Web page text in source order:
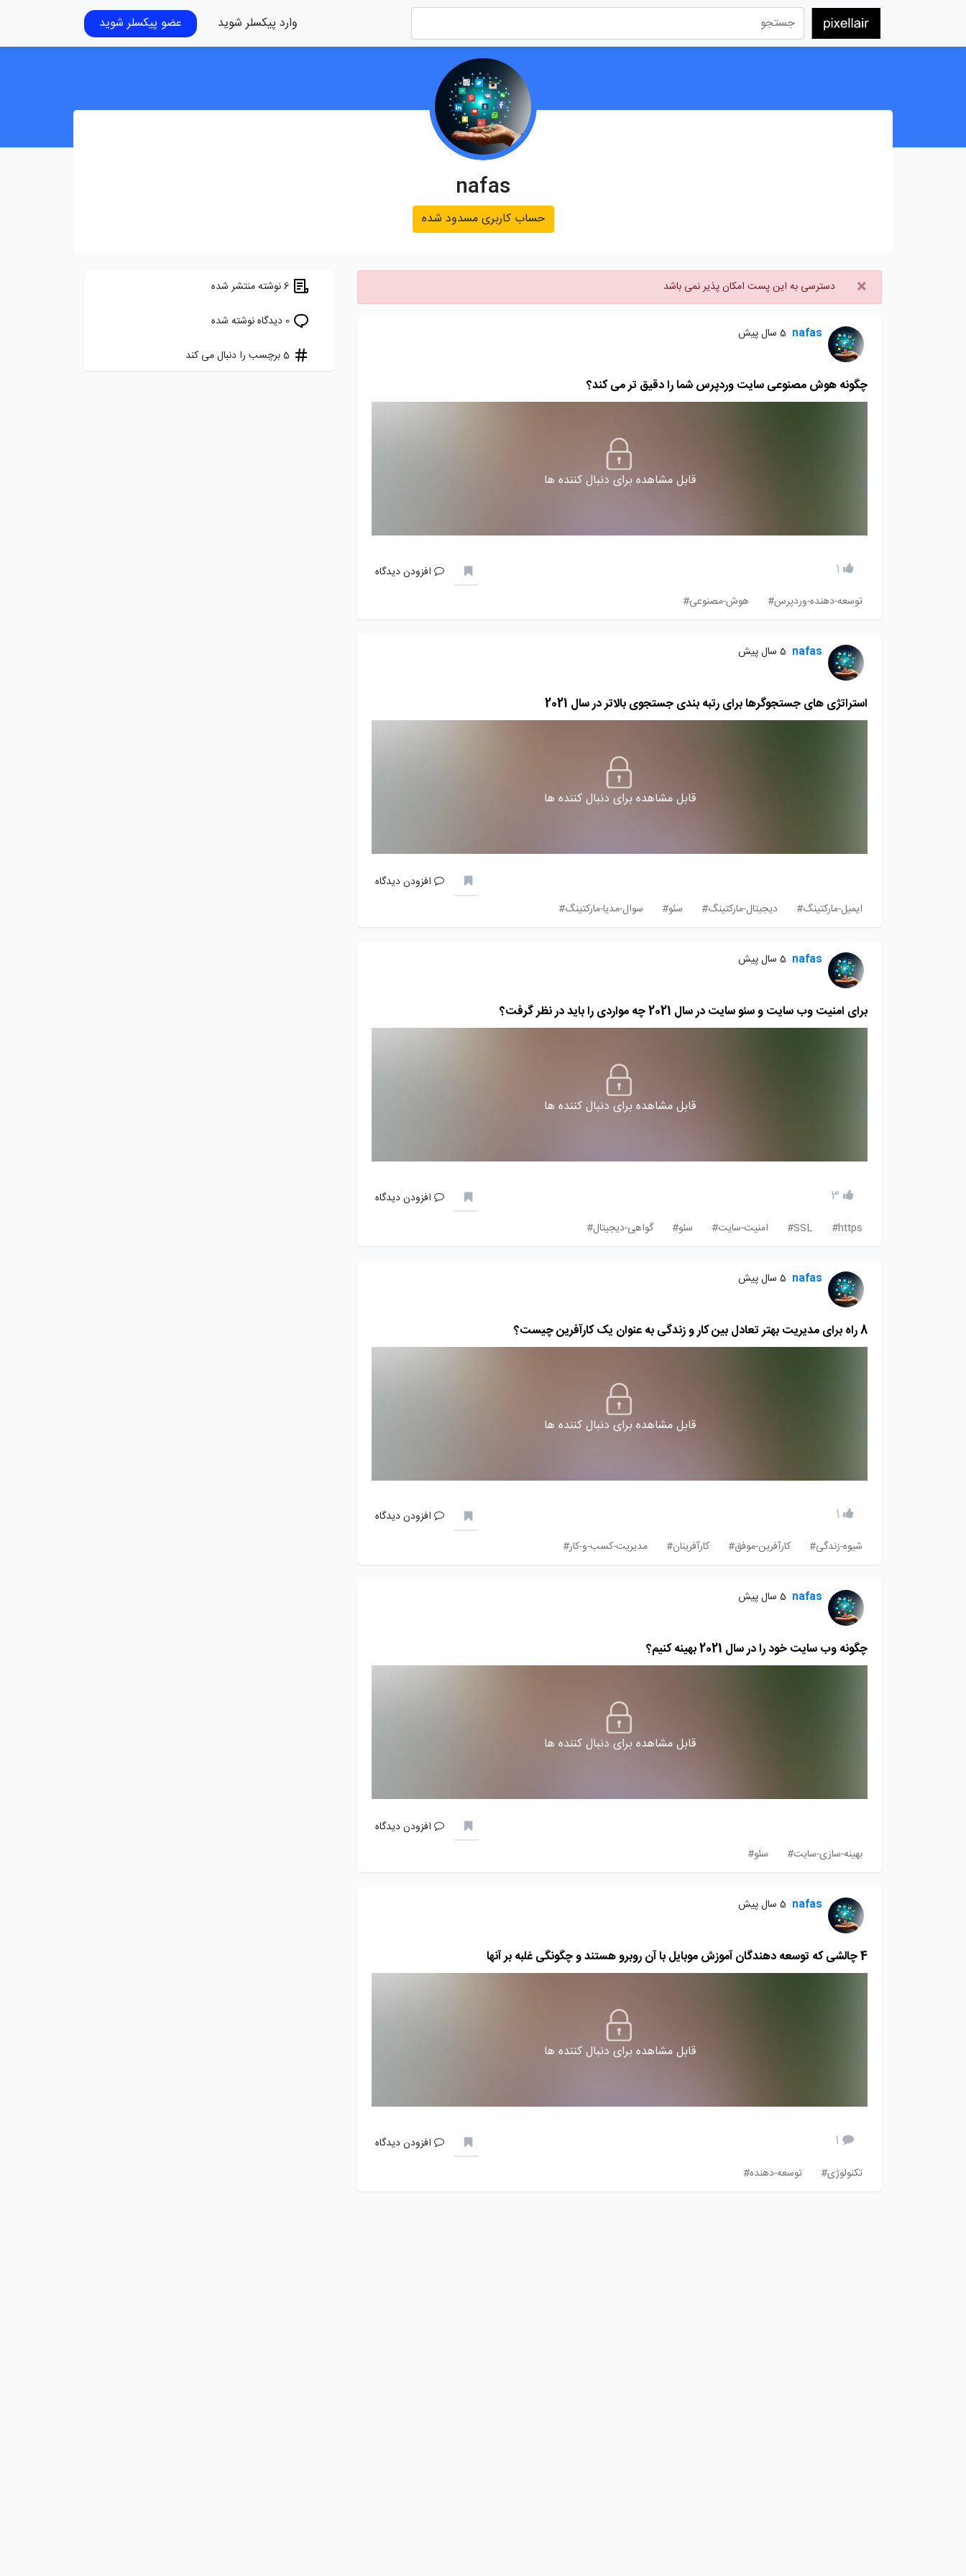
وارد پیکسلر شوید عضو پیکسلر شوید
nafas
حساب کاربری مسدود شده
× دسترسی به این پست امکان پذیر نمی باشد
nafas 5 سال پیش
چگونه هوش مصنوعی سایت وردپرس شما را دقیق تر می کند؟
قابل مشاهده برای دنبال کننده ها
1
افزودن دیدگاه
توسعه-دهنده-وردپرس#
هوش-مصنوعی#
nafas 5 سال پیش
استراتژی های جستجوگرها برای رتبه بندی جستجوی بالاتر در سال 2021
قابل مشاهده برای دنبال کننده ها
افزودن دیدگاه
ایمیل-مارکتینگ#
دیجیتال-مارکتینگ# سئو# سوال-مدیا-مارکتینگ#
nafas 5 سال پیش
برای امنیت وب سایت و سئو سایت در سال 2021 چه مواردی را باید در نظر گرفت؟
قابل مشاهده برای دنبال کننده ها
3
افزودن دیدگاه
https#
SSL# امنیت-سایت# سئو# گواهی-دیجیتال#
nafas 5 سال پیش
8 راه برای مدیریت بهتر تعادل بین کار و زندگی به عنوان یک کارآفرین چیست؟
قابل مشاهده برای دنبال کننده ها
1
افزودن دیدگاه
شیوه-زندگی#
کارآفرین-موفق# کارآفرینان# مدیریت-کسب-و-کار#
nafas 5 سال پیش
چگونه وب سایت خود را در سال 2021 بهینه کنیم؟
قابل مشاهده برای دنبال کننده ها
افزودن دیدگاه
بهینه-سازی-سایت#
سئو#
nafas 5 سال پیش
4 چالشی که توسعه دهندگان آموزش موبایل با آن روبرو هستند و چگونگی غلبه بر آنها
قابل مشاهده برای دنبال کننده ها
1
افزودن دیدگاه
تکنولوژی#
توسعه-دهنده#